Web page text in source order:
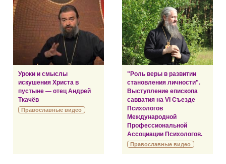
Уроки и смыслы
искушения Христа в
пустыне — отец Андрей
Ткачёв
Православные видео
"Роль веры в развитии
становления личности".
Выступление епископа
савватия на VI Съезде
Психологов
Международной
Профессиональной
Ассоциации Психологов.
Православные видео